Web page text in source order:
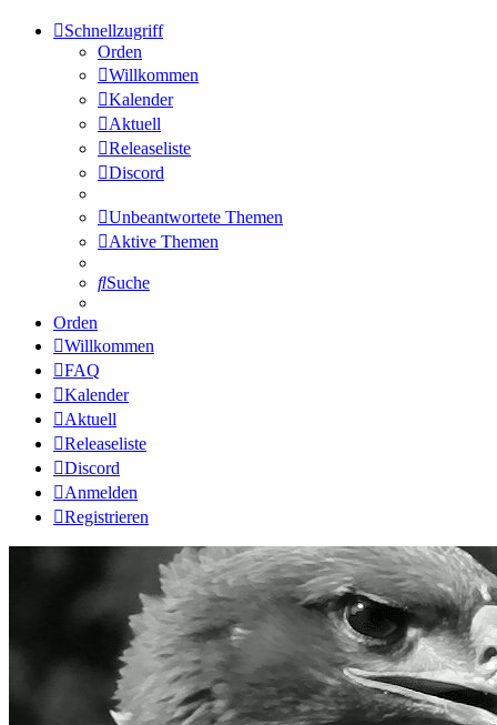
Schnellzugriff
Orden
Willkommen
Kalender
Aktuell
Releaseliste
Discord
Unbeantwortete Themen
Aktive Themen
Suche
Orden
Willkommen
FAQ
Kalender
Aktuell
Releaseliste
Discord
Anmelden
Registrieren